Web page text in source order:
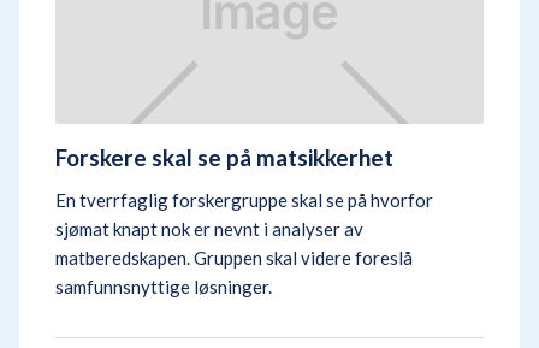
Forskere skal se på matsikkerhet
En tverrfaglig forskergruppe skal se på hvorfor
sjømat knapt nok er nevnt i analyser av
matberedskapen. Gruppen skal videre foreslå
samfunnsnyttige løsninger.